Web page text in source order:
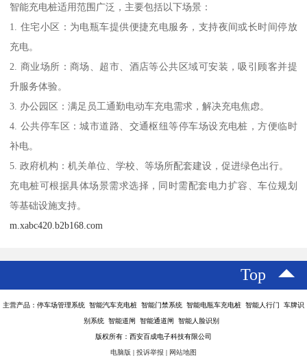
智能充电桩适用范围广泛，主要包括以下场景：
1. 住宅小区：为电瓶车提供便捷充电服务，支持夜间或长时间停放
充电。
2. 商业场所：商场、超市、酒店等公共区域可安装，吸引顾客并提
升服务体验。
3. 办公园区：满足员工通勤电动车充电需求，解决充电焦虑。
4. 公共停车区：城市道路、交通枢纽等停车场设充电桩，方便临时
补电。
5. 政府机构：机关单位、学校、等场所配套建设，促进绿色出行。
充电桩可根据具体场景需求选择，同时需配套电力扩容、车位规划
等基础设施支持。
m.xabc420.b2b168.com
Top
主营产品：停车场管理系统 智能汽车充电桩 智能门禁系统 智能电瓶车充电桩 智能人行门 车牌识
别系统 智能道闸 智能通道闸 智能人脸识别
版权所有：西安百成电子科技有限公司
电脑版 | 投诉举报 | 网站地图